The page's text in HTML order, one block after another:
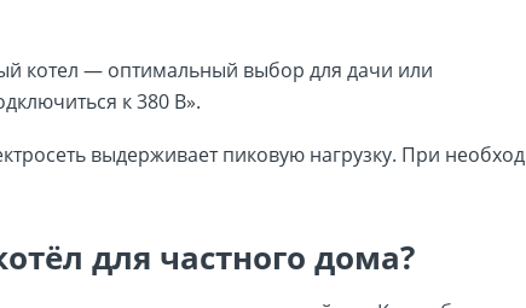
котел — оптимальный выбор для дачи или
к 380 В».
выдерживает пиковую нагрузку. При
для частного дома?